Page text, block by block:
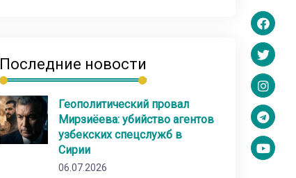
Последние новости
Геополитический провал
Мирзиёева: убийство агентов
узбекских спецслужб в
Сирии
06.07.2026